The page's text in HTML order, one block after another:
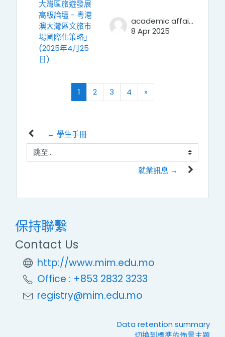
大灣區旅遊發展
高級論壇 - 粵港
澳大灣區文旅市
場國際化策略」
(2025年4月25
日)
academic affairs
8 Apr 2025
1(current)
2 3 4 »往後
← 學生手冊
跳至...
就業訊息 →
保持聯繫
Contact Us
http://www.mim.edu.mo
Office : +853 2832 3233
registry@mim.edu.mo
Data retention summary